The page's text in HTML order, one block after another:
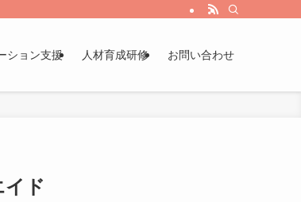
ション支援 人材育成研修 お問い合わせ
ド